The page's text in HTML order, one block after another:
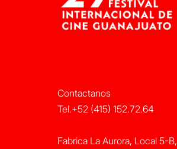
Contactanos
Tel.+52 (415) 152.72.64
Fabrica La Aurora, Local 5-B,